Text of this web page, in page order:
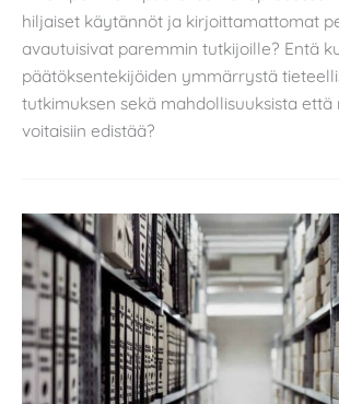
hiljaiset käytännöt ja kirjoittamattomat
avautuisivat paremmin tutkijoille? Entä
päätöksentekijöiden ymmärrystä
tutkimuksen sekä mahdollisuuksista että
voitaisiin edistää?